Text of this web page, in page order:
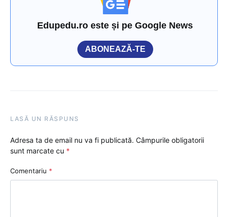
Edupedu.ro este și pe Google News
ABONEAZĂ-TE
LASĂ UN RĂSPUNS
Adresa ta de email nu va fi publicată. Câmpurile obligatorii
sunt marcate cu *
Comentariu *